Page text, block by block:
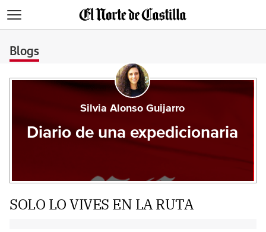
Blogs
Silvia Alonso Guijarro
Diario de una expedicionaria
SOLO LO VIVES EN LA RUTA